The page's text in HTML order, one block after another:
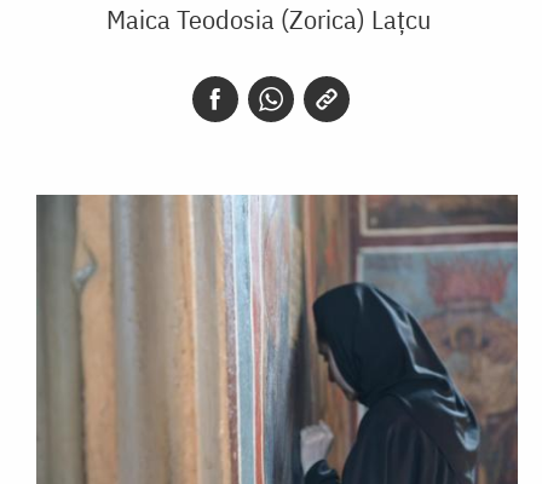
Maica Teodosia (Zorica) Lațcu